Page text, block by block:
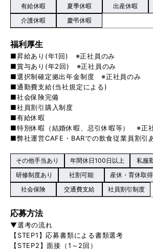
有給休暇 夏季休暇 出産休暇
介護休暇
慶弔休暇
福利厚生
■昇給あり(年1回) ※正社員のみ
■賞与あり(年2回) ※正社員のみ
■選択制確定拠出年金制度 ※正社員のみ
■通勤費支給(当社規定による)
■社会保険完備
■社員割引購入制度
■有給休暇
■特別休暇（結婚休暇、忌引休暇等） ※正
■弊社運営CAFE・BARでの飲食従業員割引
その他手当あり 年間休日100日以上
私服
研修制度あり
社割可能
産休・育休取
社会保険
交通費支給 社員割引制度
応募方法
▼選考の流れ
【STEP1】応募書類による書類選考
【STEP2】面接（1～2回）